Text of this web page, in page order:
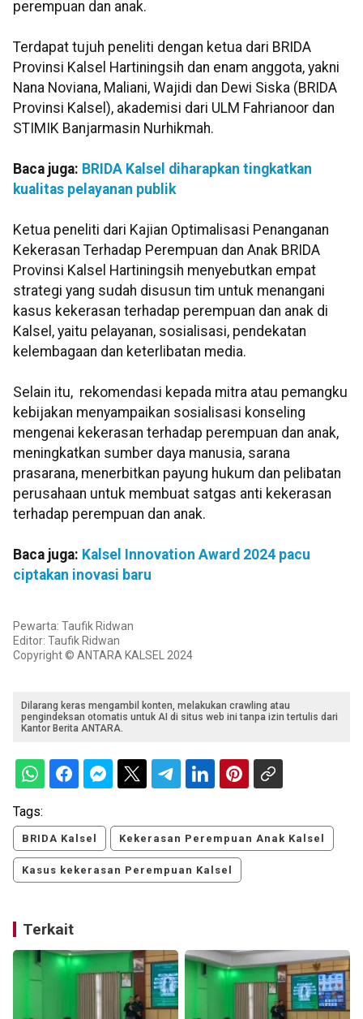
perempuan dan anak.
Terdapat tujuh peneliti dengan ketua dari BRIDA
Provinsi Kalsel Hartiningsih dan enam anggota, yakni
Nana Noviana, Maliani, Wajidi dan Dewi Siska (BRIDA
Provinsi Kalsel), akademisi dari ULM Fahrianoor dan
STIMIK Banjarmasin Nurhikmah.
Baca juga: BRIDA Kalsel diharapkan tingkatkan
kualitas pelayanan publik
Ketua peneliti dari Kajian Optimalisasi Penanganan
Kekerasan Terhadap Perempuan dan Anak BRIDA
Provinsi Kalsel Hartiningsih menyebutkan empat
strategi yang sudah disusun tim untuk menangani
kasus kekerasan terhadap perempuan dan anak di
Kalsel, yaitu pelayanan, sosialisasi, pendekatan
kelembagaan dan keterlibatan media.
Selain itu, rekomendasi kepada mitra atau pemangku
kebijakan menyampaikan sosialisasi konseling
mengenai kekerasan terhadap perempuan dan anak,
meningkatkan sumber daya manusia, sarana
prasarana, menerbitkan payung hukum dan pelibatan
perusahaan untuk membuat satgas anti kekerasan
terhadap perempuan dan anak.
Baca juga: Kalsel Innovation Award 2024 pacu
ciptakan inovasi baru
Pewarta: Taufik Ridwan
Editor: Taufik Ridwan
Copyright © ANTARA KALSEL 2024
Dilarang keras mengambil konten, melakukan crawling atau
pengindeksan otomatis untuk AI di situs web ini tanpa izin tertulis dari
Kantor Berita ANTARA.
Tags:
BRIDA Kalsel Kekerasan Perempuan Anak Kalsel
Kasus kekerasan Perempuan Kalsel
Terkait